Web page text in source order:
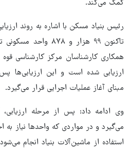
کمک می‌کند.
رئیس بنیاد مسکن با اشاره به روند
تاکنون ۹۹ هزار و
همکاری کارشناسان مرکز کارشناسی
ارزیابی شده است و این ارزیابی‌ها
مبنای آغاز عملیات اجرایی قرار می‌گیرد.
وی ادامه داد: پس از مرحله ارزیابی،
می‌گیرد و در مواردی که واحدها نیاز به
استفاده از ماشین‌آلات بنیاد انجام